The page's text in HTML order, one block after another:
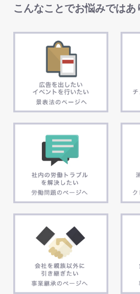
こんなことでお悩みではあ